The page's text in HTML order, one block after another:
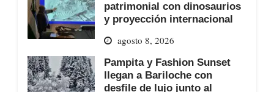
patrimonial con dinosaurios
y proyección internacional
agosto 8, 2026
Pampita y Fashion Sunset
llegan a Bariloche con
desfile de lujo junto al